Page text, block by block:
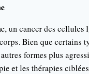
un cancer des cellules
Bien que certains
formes plus
et les thérapies